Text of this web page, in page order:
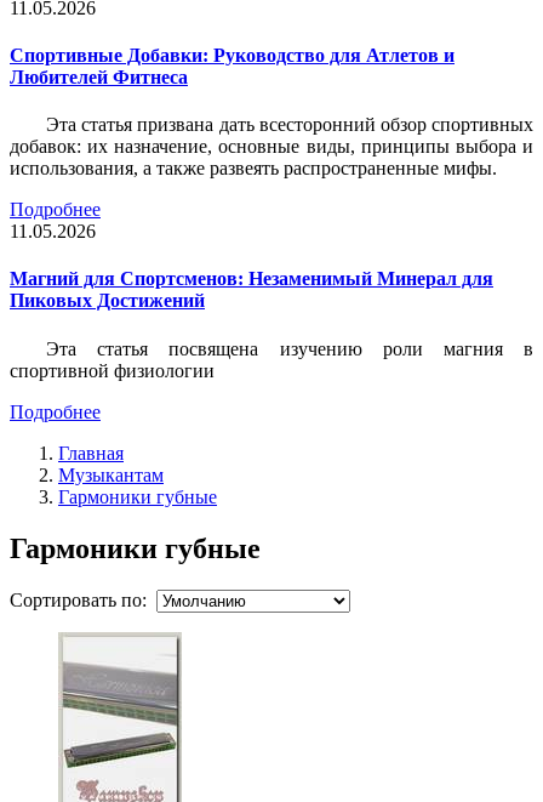
11.05.2026
Спортивные Добавки: Руководство для Атлетов и
Любителей Фитнеса
Эта статья призвана дать всесторонний обзор спортивных
добавок: их назначение, основные виды, принципы выбора и
использования, а также развеять распространенные мифы.
Подробнее
11.05.2026
Магний для Спортсменов: Незаменимый Минерал для
Пиковых Достижений
Эта статья посвящена изучению роли магния в
спортивной физиологии
Подробнее
Главная
Музыкантам
Гармоники губные
Гармоники губные
Сортировать по: